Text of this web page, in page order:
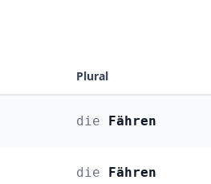
Plural
die Fähren
die Fähren